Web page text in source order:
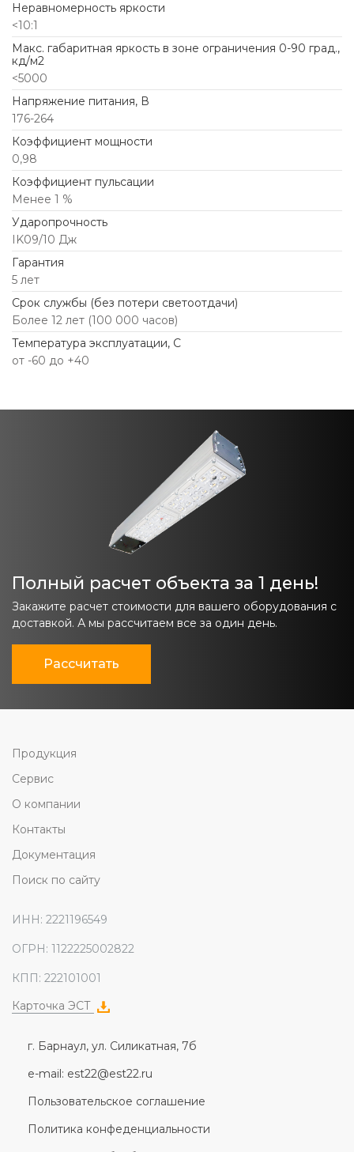
Неравномерность яркости
<10:1
Макс. габаритная яркость в зоне ограничения 0-90 град.,
кд/м2
<5000
Напряжение питания, В
176-264
Коэффициент мощности
0,98
Коэффициент пульсации
Менее 1 %
Ударопрочность
IK09/10 Дж
Гарантия
5 лет
Срок службы (без потери светоотдачи)
Более 12 лет (100 000 часов)
Температура эксплуатации, С
от -60 до +40
Полный расчет объекта за 1 день!
Закажите расчет стоимости для вашего оборудования с
доставкой. А мы рассчитаем все за один день.
Рассчитать
Продукция
Сервис
О компании
Контакты
Документация
Поиск по сайту
ИНН: 2221196549
ОГРН: 1122225002822
КПП: 222101001
Карточка ЭСТ
г. Барнаул, ул. Силикатная, 7б
e-mail: est22@est22.ru
Пользовательское соглашение
Политика конфеденциальности